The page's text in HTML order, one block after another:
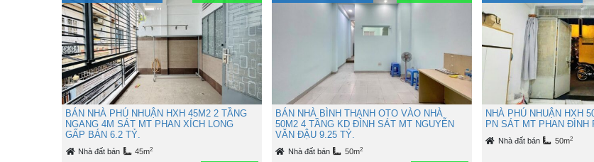
BÁN NHÀ PHÚ NHUẬN HXH 45M2 2 TẦNG
NGANG 4M SÁT MT PHAN XÍCH LONG
GẤP BÁN 6.2 TỶ.
Nhà đất bán 45m2
BÁN NHÀ BÌNH THẠNH OTO VÀO NHÀ
50M2 4 TẦNG KD ĐỈNH SÁT MT NGUYỄN
VĂN ĐẬU 9.25 TỶ.
Nhà đất bán 50m2
NHÀ PHÚ NHUẬN HXH
PN SÁT MT PHAN ĐÌNH
Nhà đất bán 50m2